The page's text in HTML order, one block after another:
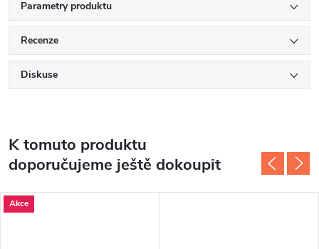
Parametry produktu
Recenze
Diskuse
K tomuto produktu
doporučujeme ještě dokoupit
Akce